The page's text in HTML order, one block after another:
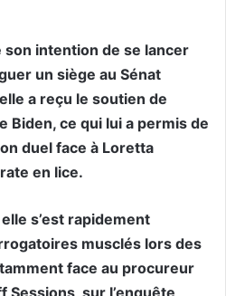
son intention de se lancer
un siège au Sénat
a reçu le soutien de
Biden, ce qui lui a permis de
duel face à Loretta
en lice.
s’est rapidement
musclés lors des
face au procureur